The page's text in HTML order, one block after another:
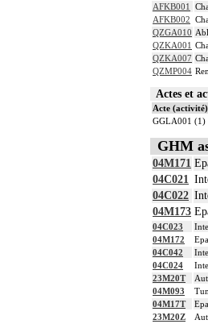
AFKB001
AFKB002
QZGA010
QZKA001
QZKA007
QZMP004
Actes et
Acte (activité)
GGLA001 (1)
GHM
04M171
04C021
04C022
04M173
04C023
04M172
04C042
04C024
23M20T
04M093
04M17T
23M20Z